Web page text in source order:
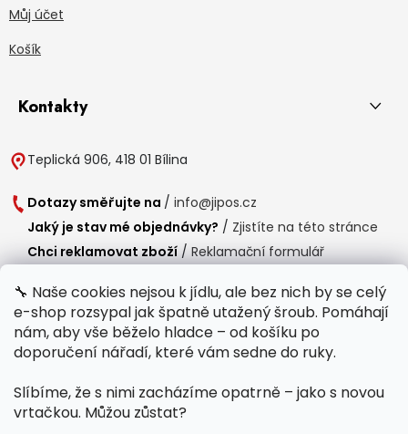
🔧 Naše cookies nejsou k jídlu, ale bez nich by se celý
e-shop rozsypal jak špatně utažený šroub. Pomáhají
nám, aby vše běželo hladce – od košíku po
doporučení nářadí, které vám sedne do ruky.
Slíbíme, že s nimi zacházíme opatrně – jako s novou
vrtačkou. Můžou zůstat?
Můj účet
Košík
Kontakty
Teplická 906, 418 01 Bílina
Dotazy směřujte na / info@jipos.cz
Jaký je stav mé objednávky? / Zjistíte na této stránce
Chci reklamovat zboží / Reklamační formulář
Provozní doba
Po-Čt / 8:00 - 15:00
Polední přestávka /11:00 - 11:30